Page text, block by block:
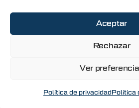
Aceptar
Rechazar
Ver
Política de privacidadPolítica
Copyright © 2026